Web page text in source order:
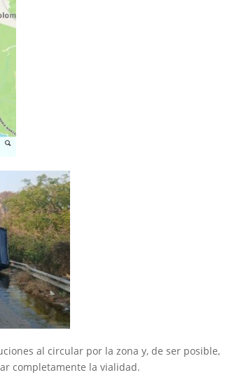
al circular por la zona y, de ser posible,
completamente la vialidad.